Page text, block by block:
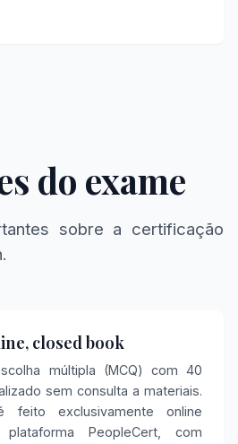
do exame
sobre a certificação
closed book
múltipla (MCQ) com 40
sem consulta a materiais.
feito exclusivamente online
PeopleCert, com